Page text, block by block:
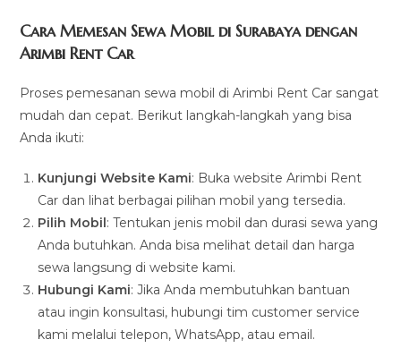
Cara Memesan Sewa Mobil di Surabaya dengan
Arimbi Rent Car
Proses pemesanan sewa mobil di Arimbi Rent Car sangat
mudah dan cepat. Berikut langkah-langkah yang bisa
Anda ikuti:
Kunjungi Website Kami: Buka website Arimbi Rent
Car dan lihat berbagai pilihan mobil yang tersedia.
Pilih Mobil : Tentukan jenis mobil dan durasi sewa yang
Anda butuhkan. Anda bisa melihat detail dan harga
sewa langsung di website kami.
Hubungi Kami: Jika Anda membutuhkan bantuan
atau ingin konsultasi, hubungi tim customer service
kami melalui telepon, WhatsApp, atau email.